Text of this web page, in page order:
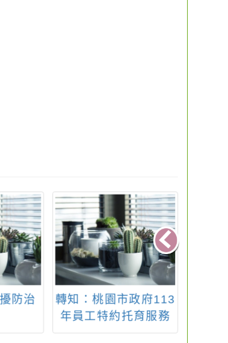
防治 轉知：桃園市政府113
年員工特約托育服務